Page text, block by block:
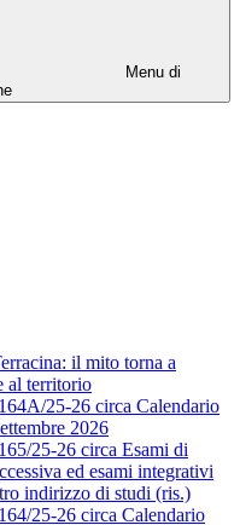
Menu di
il mito torna a
al territorio
25-26 circa Calendario
2026
25-26 circa Esami di
ed esami integrativi
indirizzo di studi (ris.)
25-26 circa Calendario